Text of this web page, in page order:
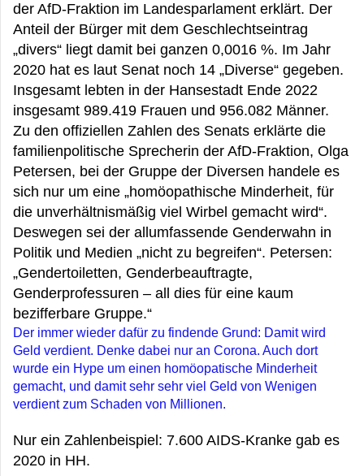
der AfD-Fraktion im Landesparlament erklärt. Der
Anteil der Bürger mit dem Geschlechtseintrag
„divers“ liegt damit bei ganzen 0,0016 %. Im Jahr
2020 hat es laut Senat noch 14 „Diverse“ gegeben.
Insgesamt lebten in der Hansestadt Ende 2022
insgesamt 989.419 Frauen und 956.082 Männer.
Zu den offiziellen Zahlen des Senats erklärte die
familienpolitische Sprecherin der AfD-Fraktion, Olga
Petersen, bei der Gruppe der Diversen handele es
sich nur um eine „homöopathische Minderheit, für
die unverhältnismäßig viel Wirbel gemacht wird“.
Deswegen sei der allumfassende Genderwahn in
Politik und Medien „nicht zu begreifen“. Petersen:
„Gendertoiletten, Genderbeauftragte,
Genderprofessuren – all dies für eine kaum
bezifferbare Gruppe.“
Der immer wieder dafür zu findende Grund: Damit wird
Geld verdient. Denke dabei nur an Corona. Auch dort
wurde ein Hype um einen homöopatische Minderheit
gemacht, und damit sehr sehr viel Geld von Wenigen
verdient zum Schaden von Millionen.
Nur ein Zahlenbeispiel: 7.600 AIDS-Kranke gab es
2020 in HH.